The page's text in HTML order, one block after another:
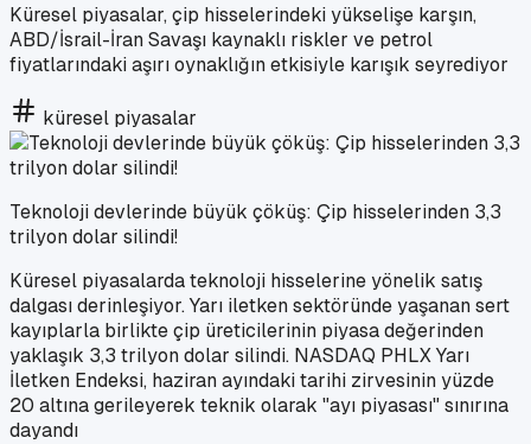
Küresel piyasalar, çip hisselerindeki yükselişe karşın,
ABD/İsrail-İran Savaşı kaynaklı riskler ve petrol
fiyatlarındaki aşırı oynaklığın etkisiyle karışık seyrediyor
küresel piyasalar
Teknoloji devlerinde büyük çöküş: Çip hisselerinden 3,3
trilyon dolar silindi!
Küresel piyasalarda teknoloji hisselerine yönelik satış
dalgası derinleşiyor. Yarı iletken sektöründe yaşanan sert
kayıplarla birlikte çip üreticilerinin piyasa değerinden
yaklaşık 3,3 trilyon dolar silindi. NASDAQ PHLX Yarı
İletken Endeksi, haziran ayındaki tarihi zirvesinin yüzde
20 altına gerileyerek teknik olarak "ayı piyasası" sınırına
dayandı